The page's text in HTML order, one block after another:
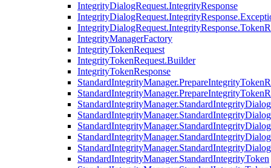
IntegrityDialogRequest.IntegrityResponse
IntegrityManagerFactory
IntegrityTokenRequest
IntegrityTokenRequest.Builder
IntegrityTokenResponse
StandardIntegrityManager.StandardIntegrityToken